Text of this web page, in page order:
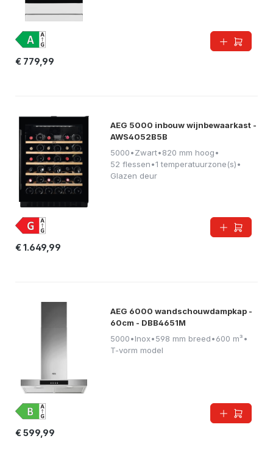
€ 779,99
AEG 5000 inbouw wijnbewaarkast -
AWS4052B5B
5000•Zwart•820 mm hoog•
52 flessen•1 temperatuurzone(s)•
Glazen deur
€ 1.649,99
AEG 6000 wandschouwdampkap -
60cm - DBB4651M
5000•Inox•598 mm breed•600 m³•
T-vorm model
€ 599,99